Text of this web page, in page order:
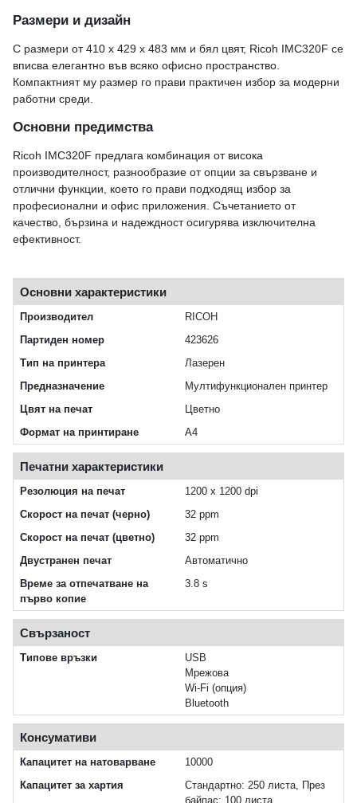
Размери и дизайн
С размери от 410 x 429 x 483 мм и бял цвят, Ricoh IMC320F се
вписва елегантно във всяко офисно пространство.
Компактният му размер го прави практичен избор за модерни
работни среди.
Основни предимства
Ricoh IMC320F предлага комбинация от висока
производителност, разнообразие от опции за свързване и
отлични функции, което го прави подходящ избор за
професионални и офис приложения. Съчетанието от
качество, бързина и надеждност осигурява изключителна
ефективност.
Основни характеристики
Производител
RICOH
Партиден номер
423626
Тип на принтера
Лазерен
Предназначение
Мултифункционален принтер
Цвят на печат
Цветно
Формат на принтиране
A4
Печатни характеристики
Резолюция на печат
1200 x 1200 dpi
Скорост на печат (черно)
32 ppm
Скорост на печат (цветно)
32 ppm
Двустранен печат
Автоматично
Време за отпечатване на
първо копие
3.8 s
Свързаност
Типове връзки
USB
Мрежова
Wi-Fi (опция)
Bluetooth
Консумативи
Капацитет на натоварване
10000
Капацитет за хартия
Стандартно: 250 листа, През
байпас: 100 листа